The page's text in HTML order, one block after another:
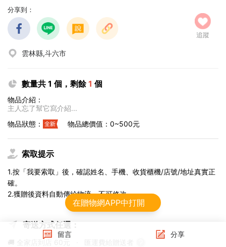
分享到：
追蹤
雲林縣,斗六市
數量共 1 個，剩餘1 個
物品介紹：
主人忘了幫它寫介紹...
物品狀態：
物品總價值：0~500元
索取提示
1.按「我要索取」後，確認姓名、手機、收貨櫃機/店號/地址真實正
確。
2.獲贈後資料自動傳給物流，不可修改。
寄送方式任選：
留言 分享
在贈物網APP中打開